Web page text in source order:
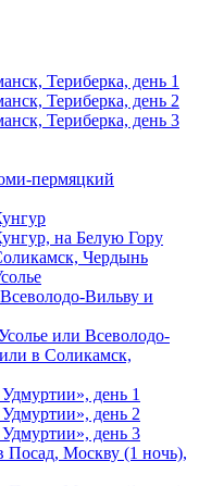
Териберка, день 1
Териберка, день 2
Териберка, день 3
пермяцкий
на Белую Гору
Чердынь
Вильву и
или Всеволодо-
в Соликамск,
день 1
день 2
день 3
Посад, Москву (1 ночь),